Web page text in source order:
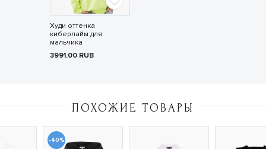
Худи оттенка
киберлайм для
мальчика
3991.00 RUB
ПОХОЖИЕ ТОВАРЫ
-40%